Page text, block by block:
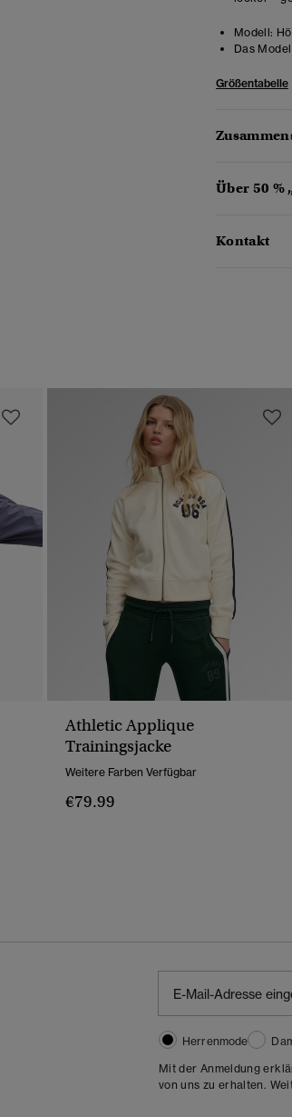
Modell:
Das
Größentabelle
Über 50 %
Kontakt
Athletic Applique
Trainingsjacke
Weitere Farben Verfügbar
€79.99
Herrenmode
Mit der Anmeldung
von uns zu erhalten.